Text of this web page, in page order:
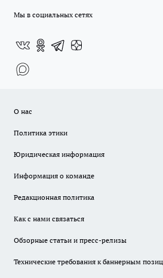
Мы в социальных сетях
О нас
Политика этики
Юридическая информация
Информация о команде
Редакционная политика
Как с нами связаться
Обзорные статьи и пресс-релизы
Технические требования к баннерным